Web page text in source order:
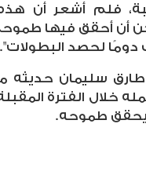
فلم أشعر أن
لحصد البطولات".
سليمان حديثه
خلال الفترة
يحقق طموحه.